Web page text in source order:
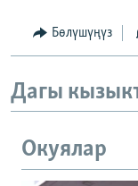
Бөлүшүңүз
Дагы
Окуялар